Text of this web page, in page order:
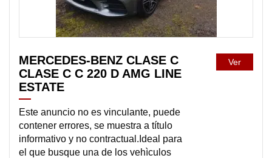
MERCEDES-BENZ CLASE C
CLASE C C 220 D AMG LINE
ESTATE
Este anuncio no es vinculante, puede
contener errores, se muestra a título
informativo y no contractual.Ideal para
el que busque una de los vehìculos
Ver